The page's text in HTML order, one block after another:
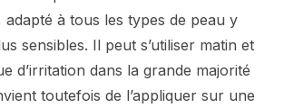
adapté à tous les types de peau y
sensibles. Il peut s’utiliser matin et
d’irritation dans la grande majorité
toutefois de l’appliquer sur une